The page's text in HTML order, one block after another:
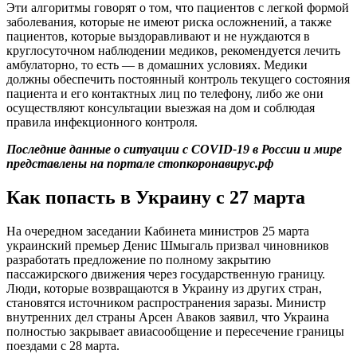
Эти алгоритмы говорят о том, что пациентов с легкой формой
заболевания, которые не имеют риска осложнений, а также
пациентов, которые выздоравливают и не нуждаются в
круглосуточном наблюдении медиков, рекомендуется лечить
амбулаторно, то есть — в домашних условиях. Медики
должны обеспечить постоянный контроль текущего состояния
пациента и его контактных лиц по телефону, либо же они
осуществляют консультации выезжая на дом и соблюдая
правила инфекционного контроля.
Последние данные о ситуации с COVID-19 в России и мире
представлены на портале стопкоронавирус.рф
Как попасть в Украину с 27 марта
На очередном заседании Кабинета министров 25 марта
украинский премьер Денис Шмыгаль призвал чиновников
разработать предложение по полному закрытию
пассажирского движения через государственную границу.
Люди, которые возвращаются в Украину из других стран,
становятся источником распространения заразы. Министр
внутренних дел страны Арсен Аваков заявил, что Украина
полностью закрывает авиасообщение и пересечение границы
поездами с 28 марта.